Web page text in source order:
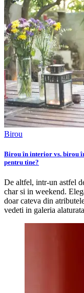
Birou
Birou în interior vs. birou
pentru tine?
De altfel, intr-un astfel
char si in weekend.
doar cateva din
vedeti in galeria